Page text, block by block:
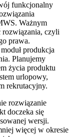
funkcjonalny
Ważnym
rozwiązania, czyli
prawa.
produkcja
Planujemy
życia produktu
urlopowy,
rekrutacyjny.
rozwiązanie
doczeka się
wersji.
więcej w okresie